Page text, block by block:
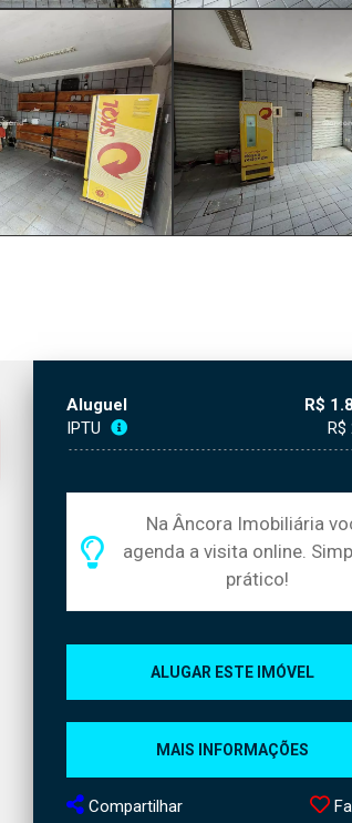
Aluguel
R$
IPTU
R$
Na Âncora Imobiliária
agenda a visita online.
prático!
ALUGAR ESTE IMÓVEL
MAIS INFORMAÇÕES
Compartilhar